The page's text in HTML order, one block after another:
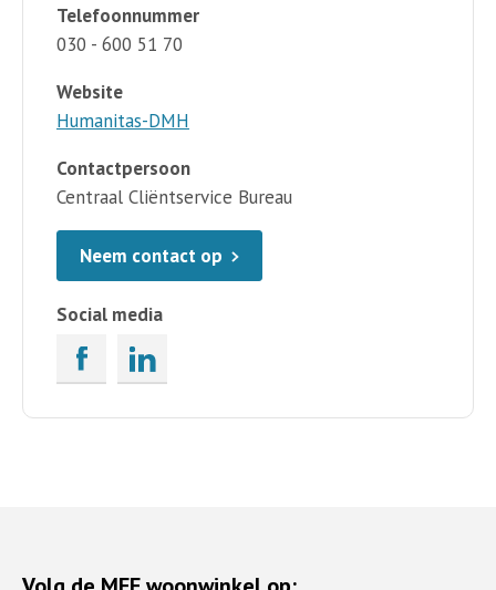
Telefoonnummer
030 - 600 51 70
Website
Humanitas-DMH
Contactpersoon
Centraal Cliëntservice Bureau
Neem contact op
Social media